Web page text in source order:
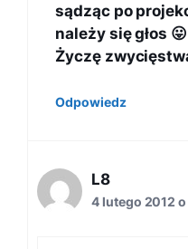
sądząc po
należy się głos 😛
Życzę
Odpowiedz
L8
4 lutego 2012 o